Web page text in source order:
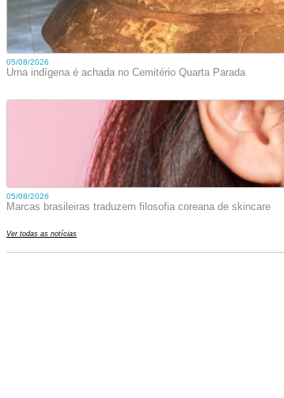
05/08/2026
Urna indígena é achada no Cemitério Quarta Parada
05/08/2026
Marcas brasileiras traduzem filosofia coreana de skincare
Ver todas as notícias